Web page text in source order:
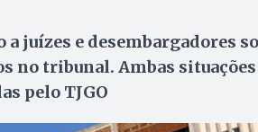
juízes e desembargadores
no tribunal. Ambas situações
pelo TJGO